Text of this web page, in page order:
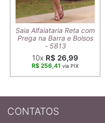
Saia Alfaiataria Reta com
Prega na Barra e Bolsos
- 5813
10x R$ 26,99
R$ 256,41 via PIX
CONTATOS